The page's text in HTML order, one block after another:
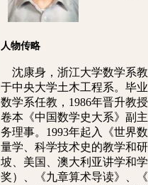
人物传略
沈康身，浙江大学数学系教
于中央大学土木工程系。毕
数学系任教，1986年晋升教
卷本《中国数学史大系》副
务理事。1993年起入《世界
量学、科学技术史的教学和
坡、美国、澳大利亚讲学和
奖）、《九章算术导读》、《